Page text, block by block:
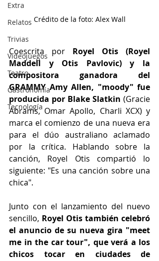
Extra
Relatos
Trivias
Videojuegos
Teatro
Gastronomía
Tecnología
Crédito de la foto: Alex Wall
Coescrita por Royel Otis (Royel
Maddell y Otis Pavlovic) y la
compositora ganadora del
GRAMMY Amy Allen, "moody" fue
producida por Blake Slatkin (Gracie
Abrams, Omar Apollo, Charli XCX) y
marca el comienzo de una nueva era
para el dúo australiano aclamado
por la crítica. Hablando sobre la
canción, Royel Otis compartió lo
siguiente: "Es una canción sobre una
chica".
Junto con el lanzamiento del nuevo
sencillo, Royel Otis también celebró
el anuncio de su nueva gira "meet
me in the car tour", que verá a los
chicos tocar en ciudades de